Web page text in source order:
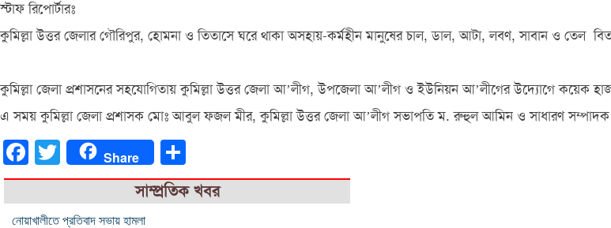
স্টাফ রিপোর্টারঃ
কুমিল্লা উত্তর জেলার গৌরিপুর, হোমনা ও তিতাসে ঘরে থাকা অসহায়-কর্মহীন মানুষের চাল, ডাল, আটা, লবণ, সাবান ও তেল
কুমিল্লা জেলা প্রশাসনের সহযোগিতায় কুমিল্লা উত্তর জেলা আ’লীগ, উপজেলা আ’লীগ ও ইউনিয়ন আ’লীগের উদ্যোগে কয়েক
এ সময় কুমিল্লা জেলা প্রশাসক মোঃ আবুল ফজল মীর, কুমিল্লা উত্তর জেলা আ’লীগ সভাপতি ম. রুহুল আমিন ও সাধারণ
FacebookTwitter Share
সাম্প্রতিক খবর
নোয়াখালীতে প্রতিবাদ সভায় হামলা